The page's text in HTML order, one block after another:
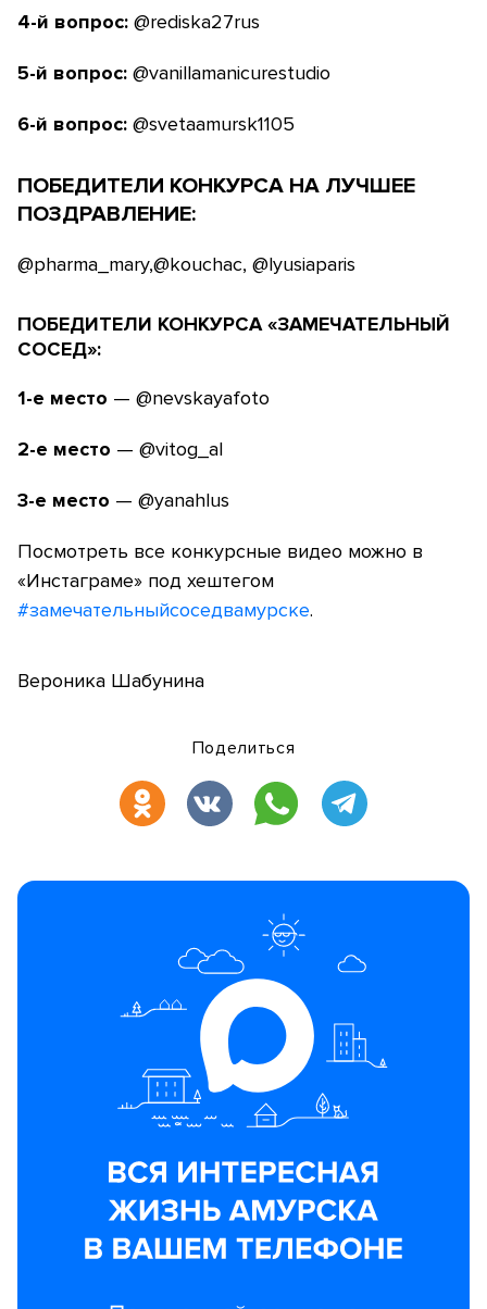
4-й вопрос: @rediska27rus
5-й вопрос: @vanillamanicurestudio
6-й вопрос: @svetaamursk1105
ПОБЕДИТЕЛИ КОНКУРСА НА ЛУЧШЕЕ
ПОЗДРАВЛЕНИЕ:
@pharma_mary,@kouchac, @lyusiaparis
ПОБЕДИТЕЛИ КОНКУРСА «ЗАМЕЧАТЕЛЬНЫЙ
СОСЕД»:
1-е место — @nevskayafoto
2-е место — @vitog_al
3-е место — @yanahlus
Посмотреть все конкурсные видео можно в
«Инстаграме» под хештегом
#замечательныйсоседвамурске.
Вероника Шабунина
Поделиться